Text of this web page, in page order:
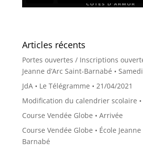
Articles récents
Portes ouvertes / Inscriptions
Jeanne d’Arc Saint-Barnabé •
JdA • Le Télégramme • 21/04/2021
Modification du calendrier scolaire •
Course Vendée Globe • Arrivée
Course Vendée Globe • École Jeanne
Barnabé